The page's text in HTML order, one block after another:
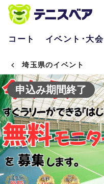
コート イベント･大会
埼玉県のイベント
申込み期間終了